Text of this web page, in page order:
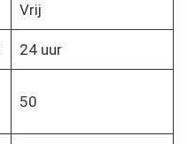
Vrij
24 uur
50